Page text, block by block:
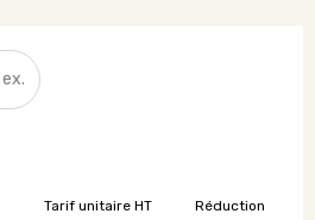
Réduction
Tarif unitaire HT